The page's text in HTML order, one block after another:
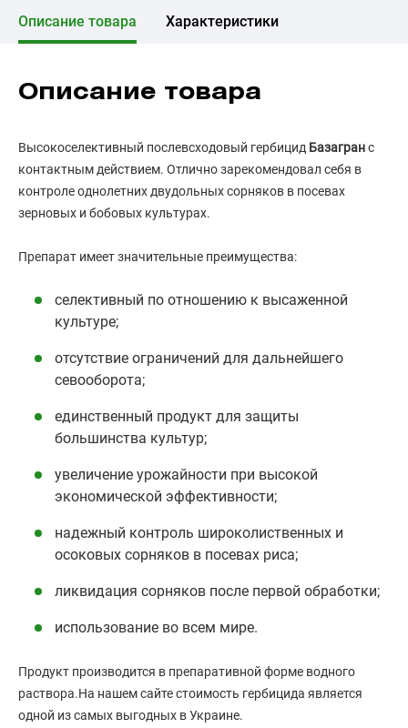
Описание товара Характеристики
Описание товара
Высокоселективный послевсходовый гербицид Базагранс
контактным действием. Отлично зарекомендовал себя в
контроле однолетних двудольных сорняков в посевах
зерновых и бобовых культурах.
Препарат имеет значительные преимущества:
селективный по отношению к высаженной
культуре;
отсутствие ограничений для дальнейшего
севооборота;
единственный продукт для защиты
большинства культур;
увеличение урожайности при высокой
экономической эффективности;
надежный контроль широколиственных и
осоковых сорняков в посевах риса;
ликвидация сорняков после первой обработки;
использование во всем мире.
Продукт производится в препаративной форме водного
раствора.На нашем сайте стоимость гербицида является
одной из самых выгодных в Украине.